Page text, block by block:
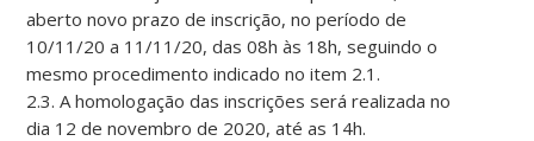
aberto novo prazo de inscrição, no período de
10/11/20 a 11/11/20, das 08h às 18h, seguindo o
mesmo procedimento indicado no item 2.1.
2.3. A homologação das inscrições será realizada no
dia 12 de novembro de 2020, até as 14h.